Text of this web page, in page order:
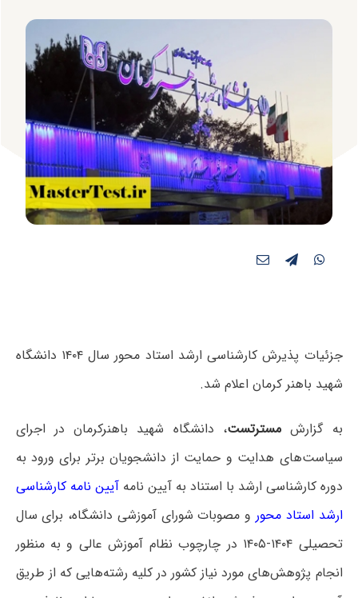
جزئیات پذیرش کارشناسی ارشد استاد محور سال ۱۴۰۴ دانشگاه
شهید باهنر کرمان اعلام شد.
به گزارشمسترتست، دانشگاه شهید باهنرکرمان در اجرای
سیاست‌های هدایت و حمایت از دانشجویان برتر برای ورود به
دوره کارشناسی ارشد با استناد به آیین نامهآیین نامه کارشناسی
ارشد استاد محور و مصوبات شورای آموزشی دانشگاه، برای سال
تحصیلی ۱۴۰۴-۱۴۰۵ در چارچوب نظام آموزش عالی و به منظور
انجام پژوهش‌های مورد نیاز کشور در کلیه رشته‌هایی که از طریق